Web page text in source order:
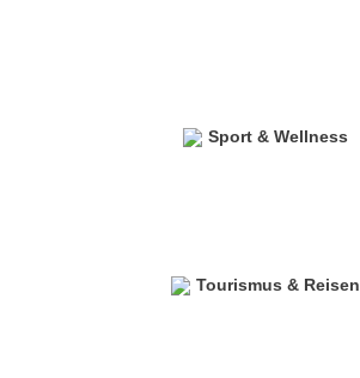
Sport & Wellness
Tourismus & Reisen